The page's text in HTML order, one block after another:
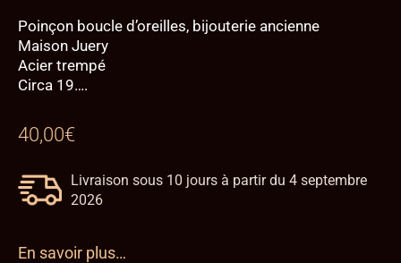
Poinçon boucle d’oreilles, bijouterie ancienne
Maison Juery
Acier trempé
Circa 19….
40,00€
Livraison sous 10 jours à partir du 4 septembre
2026
En savoir plus…